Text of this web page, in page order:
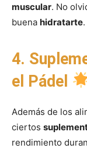
muscular. No
buena hidratarte.
4.
el Pádel
Además de los
ciertos
rendimiento